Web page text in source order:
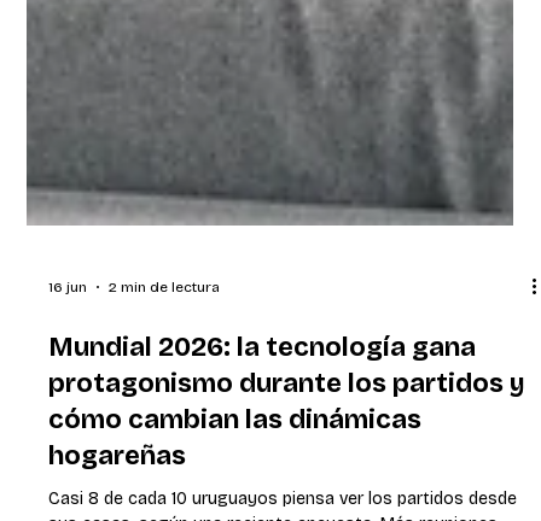
16 jun 2 min de lectura
Mundial 2026: la tecnología gana
protagonismo durante los partidos y
cómo cambian las dinámicas
hogareñas